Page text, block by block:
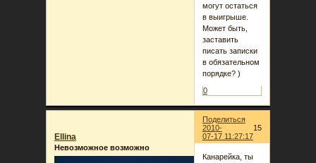
могут остаться
в выигрыше.
Может быть,
заставить
писать записки
в обязательном
порядке? )
0
Поделиться
15
2010-
07-17 11:27:17
Ellina
Невозможное возможно
Канарейка, ты